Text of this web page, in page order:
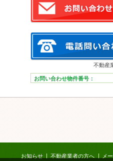
不動産
お問い合わせ物件番号：
お知らせ 不動産業者の方へ メ